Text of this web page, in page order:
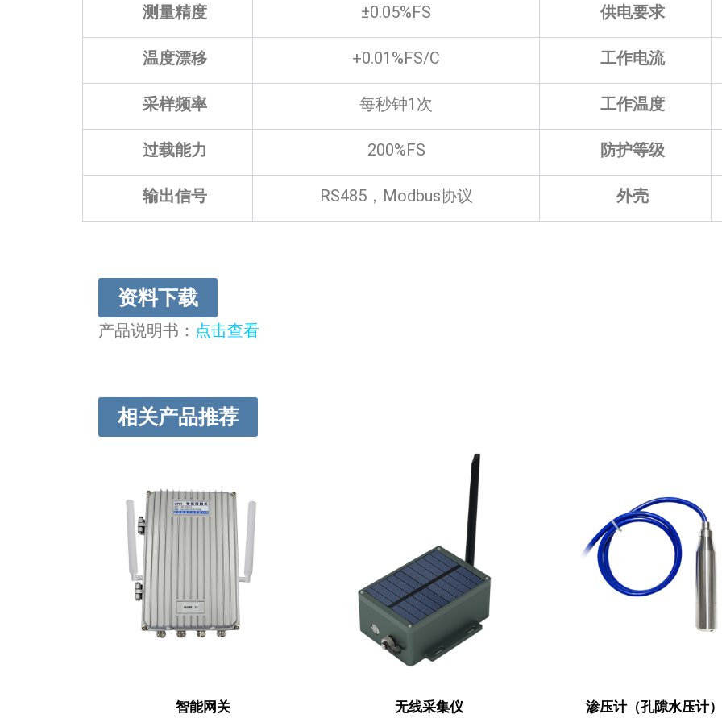
测量精度 ±0.05%FS 供电要求
温度漂移 +0.01%FS/C 工作电流
采样频率 每秒钟1次 工作温度
过载能力 200%FS 防护等级
输出信号 RS485，Modbus协议 外壳
资料下载
产品说明书： 点击查看
相关产品推荐
智能网关 无线采集仪 渗压计（孔隙水压计）